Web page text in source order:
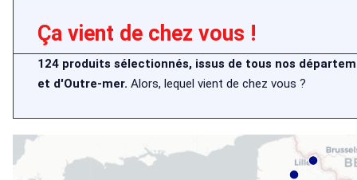
Ça vient de chez vous !
124 produits sélectionnés, issus de tous nos
et d'Outre-mer. Alors, lequel vient de chez vous ?